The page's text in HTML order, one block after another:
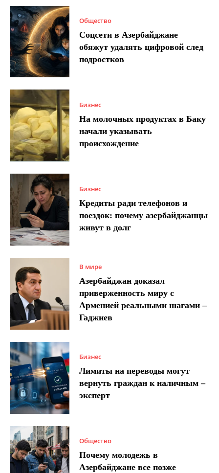
Общество
Соцсети в Азербайджане
обяжут удалять цифровой след
подростков
Бизнес
На молочных продуктах в Баку
начали указывать
происхождение
Бизнес
Кредиты ради телефонов и
поездок: почему азербайджанцы
живут в долг
В мире
Азербайджан доказал
приверженность миру с
Арменией реальными шагами –
Гаджиев
Бизнес
Лимиты на переводы могут
вернуть граждан к наличным –
эксперт
Общество
Почему молодежь в
Азербайджане все позже